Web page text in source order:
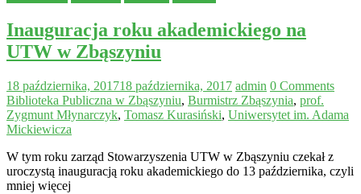
Inauguracja roku akademickiego na
UTW w Zbąszyniu
18 października, 201718 października, 2017 admin 0 Comments
Biblioteka Publiczna w Zbąszyniu, Burmistrz Zbąszynia, prof.
Zygmunt Młynarczyk, Tomasz Kurasiński, Uniwersytet im. Adama
Mickiewicza
W tym roku zarząd Stowarzyszenia UTW w Zbąszyniu czekał z
uroczystą inauguracją roku akademickiego do 13 października, czyli
mniej więcej